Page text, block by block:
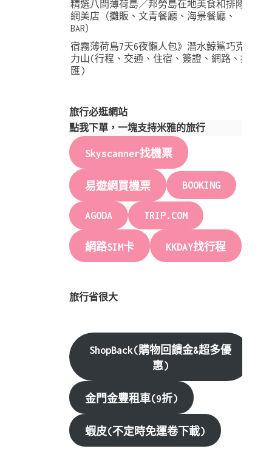
精選八間薄荷島／邦勞島在地美食和排隊
網美店（攤販、文青餐廳、海景餐廳、
BAR）
宿霧薄荷島7天6夜懶人包》潛水鯨鯊巧克
力山(行程、交通、住宿、簽證、網路、換
匯)
旅行必逛網站
點我下單，一塊支持米雅的旅行
Skyscanner找機票
易遊網買機票 BOOKING
AGODA TRIP.COM
網路SIM卡 KKDAY找行程
旅行省很大
ShopBack(購物回饋金&超多優
惠)
金門金豐租車(9折)
蝦皮(不定時免運卷下載)